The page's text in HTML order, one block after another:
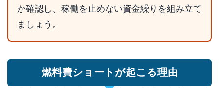
か確認し、稼働を止めない資金繰りを組み立て
ましょう。
燃料費ショートが起こる理由